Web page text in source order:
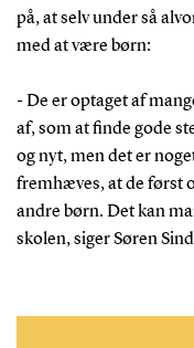
på, at selv under så
med at være børn:
- De er optaget af
af, som at finde gode
og nyt, men det er
fremhæves, at de først
andre børn. Det kan
skolen, siger Søren